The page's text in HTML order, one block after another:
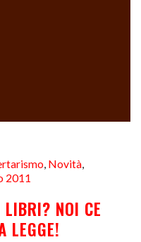
, Novità,
2011
NOI CE
LEGGE!